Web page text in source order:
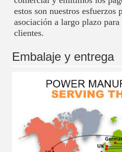
estos son nuestros esfuerzos
asociación a largo plazo
clientes.
Embalaje y entrega